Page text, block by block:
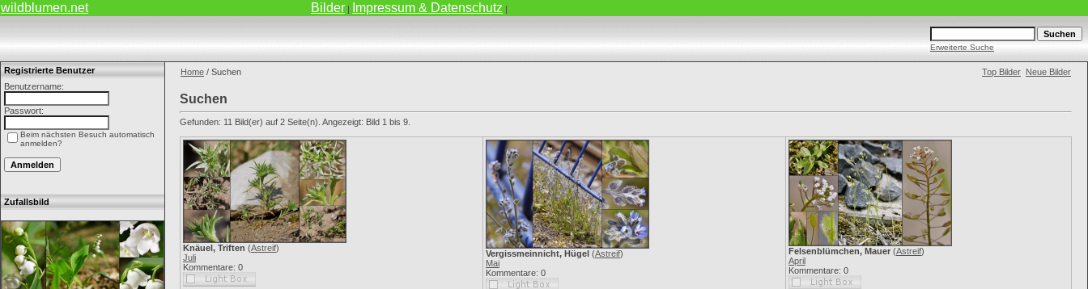
wildblumen.net Bilder | Impressum & Datenschutz |
Erweiterte Suche
Registrierte Benutzer
Benutzername:
Passwort:
Beim nächsten Besuch automatisch
anmelden?
Zufallsbild
Home / Suchen Top Bilder Neue Bilder
Suchen
Gefunden: 11 Bild(er) auf 2 Seite(n). Angezeigt: Bild 1 bis 9.
Knäuel, Triften (Astreif)
Juli
Kommentare: 0
Vergissmeinnicht, Hügel (Astreif)
Mai
Kommentare: 0
Felsenblümchen, Mauer (Astreif)
April
Kommentare: 0